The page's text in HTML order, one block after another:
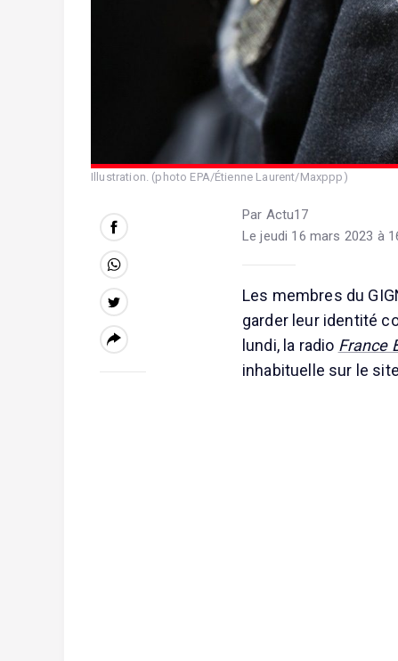
Illustration. (photo EPA/Étienne Laurent/Maxppp)
Par Actu17
Le jeudi 16 mars 2023 à
Les membres du
garder leur identité
lundi, la radio France
inhabituelle sur le